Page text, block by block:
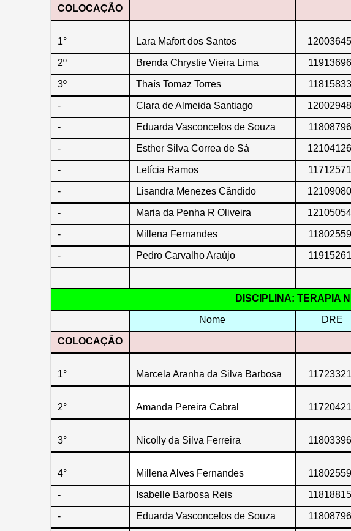
COLOCAÇÃO
1° Lara Mafort dos Santos
2º Brenda Chrystie Vieira Lima
3º Thaís Tomaz Torres
- Clara de Almeida Santiago
- Eduarda Vasconcelos de Souza
- Esther Silva Correa de Sá
- Letícia Ramos
- Lisandra Menezes Cândido
- Maria da Penha R Oliveira
- Millena Fernandes
- Pedro Carvalho Araújo
DISCIPLINA: TERAPIA
Nome DRE
COLOCAÇÃO
1° Marcela Aranha da Silva Barbosa
2° Amanda Pereira Cabral
3° Nicolly da Silva Ferreira
4° Millena Alves Fernandes
- Isabelle Barbosa Reis
- Eduarda Vasconcelos de Souza